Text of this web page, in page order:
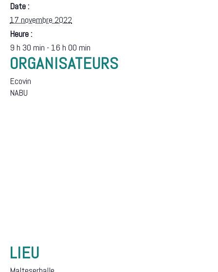
Date :
17 novembre 2022
Heure :
9 h 30 min - 16 h 00 min
ORGANISATEURS
Ecovin
NABU
LIEU